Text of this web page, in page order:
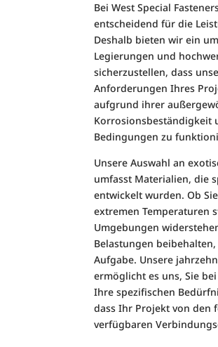
Bei West Special
entscheidend für die
Deshalb bieten wir ein
Legierungen und
sicherzustellen, dass
Anforderungen Ihres
aufgrund ihrer
Korrosionsbeständigkeit
Bedingungen zu
Unsere Auswahl an
umfasst Materialien, die
entwickelt wurden. Ob
extremen Temperaturen
Umgebungen
Belastungen
Aufgabe. Unsere
ermöglicht es uns, Sie
Ihre spezifischen
dass Ihr Projekt von den
verfügbaren